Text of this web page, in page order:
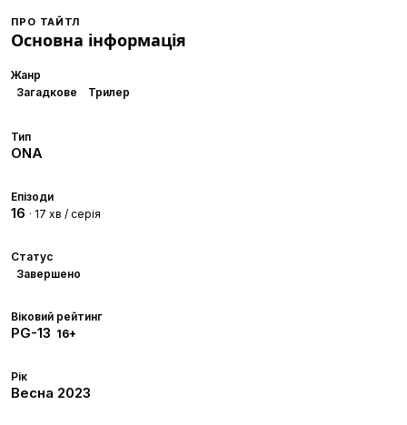
ПРО ТАЙТЛ
Основна інформація
Жанр
Загадкове
Трилер
Тип
ONA
Епізоди
16 · 17 хв / серія
Статус
Завершено
Віковий рейтинг
PG-13 16+
Рік
Весна 2023